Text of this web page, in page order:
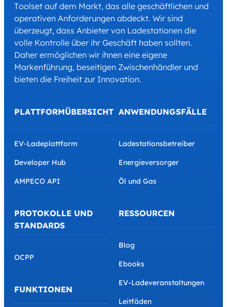
Toolset auf dem Markt, das alle geschäftlichen und
operativen Anforderungen abdeckt. Wir sind
überzeugt, dass Anbieter von Ladestationen die
volle Kontrolle über ihr Geschäft haben sollten.
Daher ermöglichen wir ihnen eine eigene
Markenführung, beseitigen Zwischenhändler und
bieten die Freiheit zur Innovation.
PLATTFORMÜBERSICHT
EV-Ladeplattform
Developer Hub
AMPECO API
PROTOKOLLE UND
STANDARDS
OCPP
FUNKTIONEN
ANWENDUNGSFÄLLE
Ladestationsbetreiber
Energieversorger
Öl und Gas
RESSOURCEN
Blog
Ebooks
EV-Ladeveranstaltungen
Leitfäden